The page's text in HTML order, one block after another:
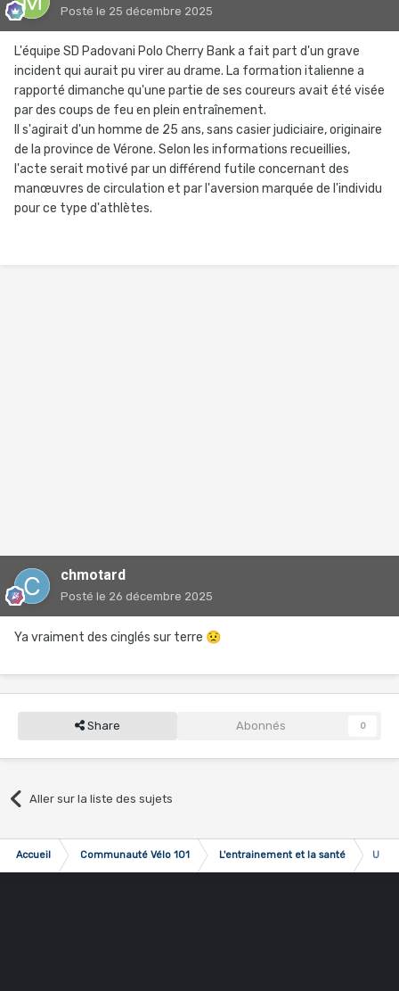
Posté le 25 décembre 2025
L'équipe SD Padovani Polo Cherry Bank a fait part d'un grave
incident qui aurait pu virer au drame. La formation italienne a
rapporté dimanche qu'une partie de ses coureurs avait été visée
par des coups de feu en plein entraînement.
Il s'agirait d'un homme de 25 ans, sans casier judiciaire, originaire
de la province de Vérone. Selon les informations recueillies,
l'acte serait motivé par un différend futile concernant des
manœuvres de circulation et par l'aversion marquée de l'individu
pour ce type d'athlètes.
chmotard
Posté le 26 décembre 2025
Ya vraiment des cinglés sur terre 😟
Share Abonnés 0
Aller sur la liste des sujets
Accueil Communauté Vélo 101 L'entrainement et la santé Une